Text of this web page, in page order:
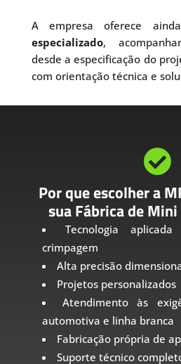
A empresa oferece
especializado,
desde a especificação do
com orientação técnica e

Por que escolher a
sua Fábrica de
Tecnologia
crimpagem
Alta precisão
Projetos personalizados
Atendimento às
automotiva e linha branca
Fabricação própria de
Suporte técnico